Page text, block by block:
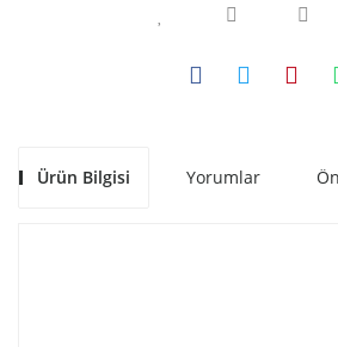
Ürün Bilgisi Yorumlar